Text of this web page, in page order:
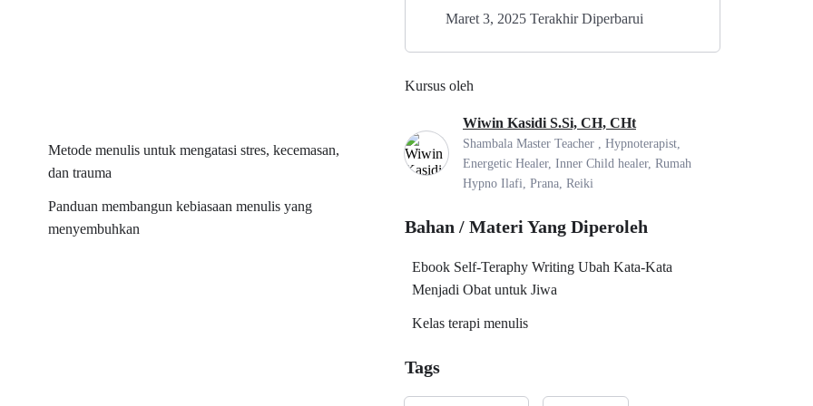
proses penyembuhan diri.
emosi 🔥
📓
menuju kebahagiaan batin! 💕
Metode menulis untuk mengatasi stres, kecemasan,
dan trauma
Panduan membangun kebiasaan menulis yang
menyembuhkan
Maret 3, 2025 Terakhir Diperbarui
Kursus oleh
Wiwin Kasidi S.Si, CH, CHt
Shambala Master Teacher , Hypnoterapist,
Energetic Healer, Inner Child healer, Rumah
Hypno Ilafi, Prana, Reiki
Bahan / Materi Yang Diperoleh
Ebook Self-Teraphy Writing Ubah Kata-Kata
Menjadi Obat untuk Jiwa
Kelas terapi menulis
Tags